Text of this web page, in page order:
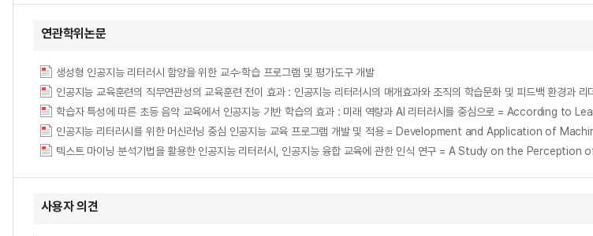
연관학위논문
생성형 인공지능 리터러시 함양을 위한 교수·학습 프로그램 및 평가도구 개발
인공지능 교육훈련의 직무연관성의 교육훈련 전이 효과 : 인공지능 리터러시의 매개효과와 조직의 학습문화 및 피드백 환경과
인공지능 리터러시를 위한 머신러닝 중심 인공지능 교육 프로그램 개발 및 적용 = Development and Application
사용자 의견